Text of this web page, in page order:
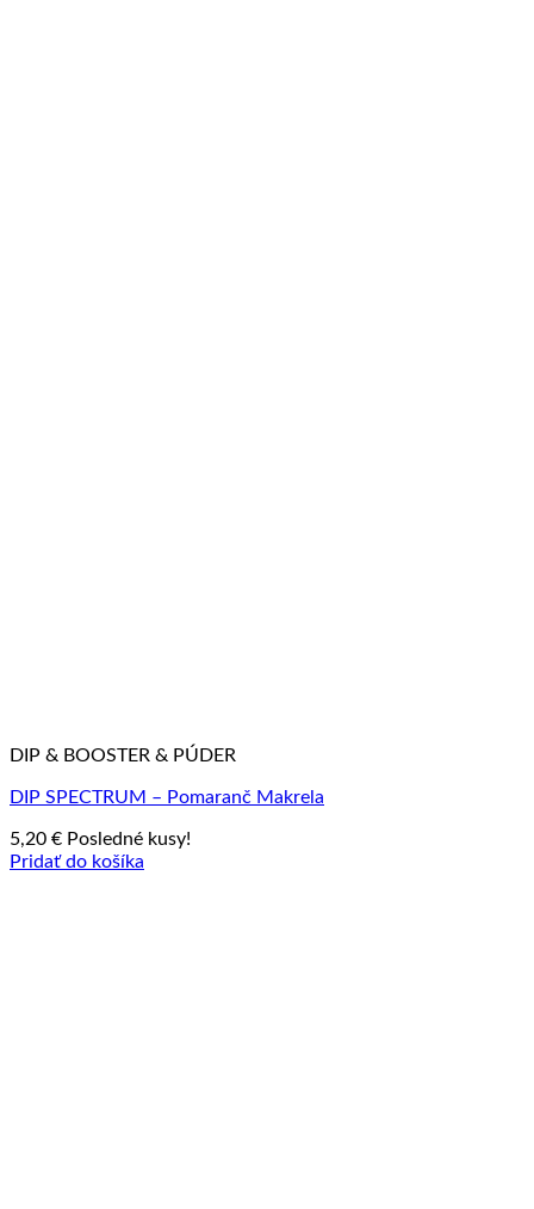
DIP & BOOSTER & PÚDER
DIP SPECTRUM – Pomaranč Makrela
5,20 € Posledné kusy!
Pridať do košíka